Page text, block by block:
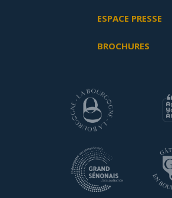
ESPACE PRESSE
BROCHURES